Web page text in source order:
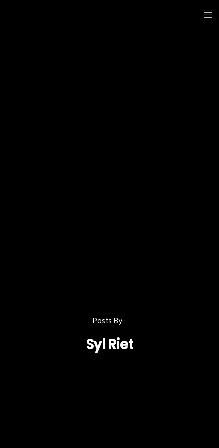
Posts By :
Syl Riet